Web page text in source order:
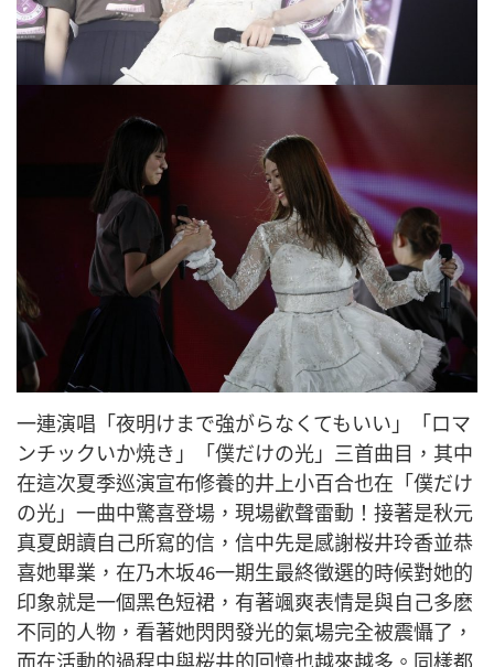
一連演唱「夜明けまで強がらなくてもいい」「ロマ
ンチックいか焼き」「僕だけの光」三首曲目，其中
在這次夏季巡演宣布修養的井上小百合也在「僕だけ
の光」一曲中驚喜登場，現場歡聲雷動！接著是秋元
真夏朗讀自己所寫的信，信中先是感謝桜井玲香並恭
喜她畢業，在乃木坂46一期生最終徵選的時候對她的
印象就是一個黑色短裙，有著颯爽表情是與自己多麽
不同的人物，看著她閃閃發光的氣場完全被震懾了，